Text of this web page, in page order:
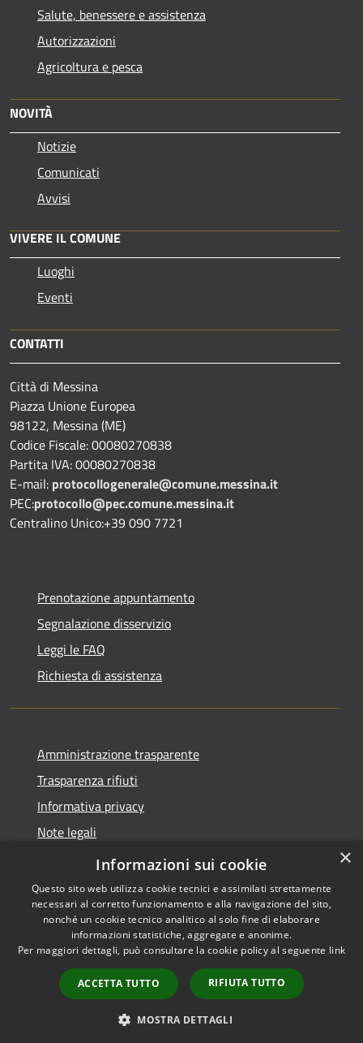
Salute, benessere e assistenza
Autorizzazioni
Agricoltura e pesca
NOVITÀ
Notizie
Comunicati
Avvisi
VIVERE IL COMUNE
Luoghi
Eventi
CONTATTI
Città di Messina
Piazza Unione Europea
98122, Messina (ME)
Codice Fiscale: 00080270838
Partita IVA: 00080270838
E-mail: protocollogenerale@comune.messina.it
PEC:protocollo@pec.comune.messina.it
Centralino Unico:+39 090 7721
Prenotazione appuntamento
Segnalazione disservizio
Leggi le FAQ
Richiesta di assistenza
Amministrazione trasparente
Trasparenza rifiuti
Informativa privacy
Note legali
Dichiarazione di accessibilità
Accessibilità
Copyright © 2026 • Città di
Messina • Powered by
Municipium•
Accesso
redazione
×
Informazioni sui cookie
Questo sito web utilizza cookie tecnici e assimilati strettamente
necessari al corretto funzionamento e alla navigazione del sito,
nonché un cookie tecnico analitico al solo fine di elaborare
informazioni statistiche, aggregate e anonime.
Per maggiori dettagli, può consultare la cookie policy al seguente link
ACCETTA TUTTO RIFIUTA TUTTO
MOSTRA DETTAGLI